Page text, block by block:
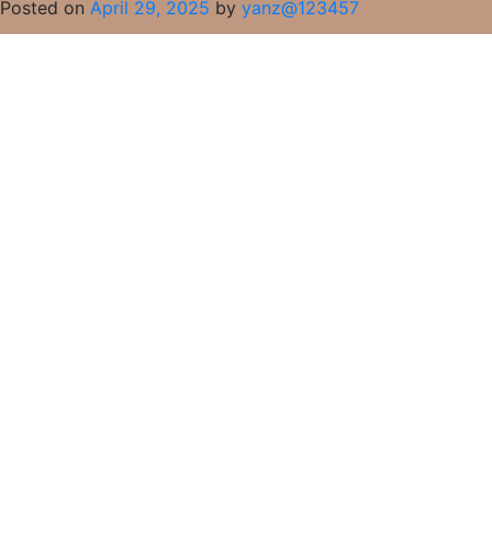
Posted on April 29, 2025 by yanz@123457